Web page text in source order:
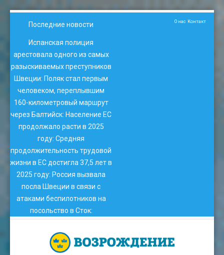
Последние новости
Испанская полиция
арестовала одного из самых
разыскиваемых преступников
Швеции: Поляк стал первым
человеком, переплывшим
160-километровый маршрут
через Балтийск: Население ЕС
продолжало расти в 2025
году: Средняя
продолжительность трудовой
жизни в ЕС достигла 37,5 лет в
2025 году: Россия вызвала
посла Швеции в связи с
атаками беспилотников на
посольство в Сток:
О нас Контакт